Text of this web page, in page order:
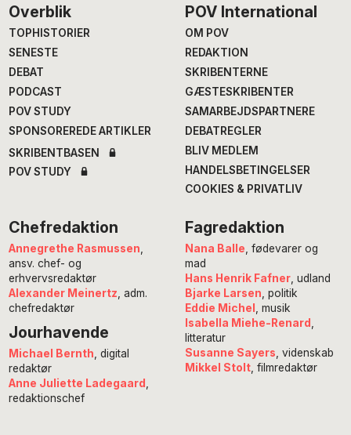
Footer
Overblik
TOPHISTORIER
SENESTE
DEBAT
PODCAST
POV STUDY
SPONSOREREDE ARTIKLER
SKRIBENTBASEN
POV STUDY
POV International
OM POV
REDAKTION
SKRIBENTERNE
GÆSTESKRIBENTER
SAMARBEJDSPARTNERE
DEBATREGLER
BLIV MEDLEM
HANDELSBETINGELSER
COOKIES & PRIVATLIV
Chefredaktion
Annegrethe Rasmussen
ansv. chef- og
erhvervsredaktør
Alexander Meinertz , adm.
chefredaktør
Jourhavende
Michael Bernth , digital
redaktør
Anne Juliette Ladegaard
redaktionschef
Fagredaktion
Nana Balle , fødevarer og
mad
Hans Henrik Fafner, udland
Bjarke Larsen , politik
Eddie Michel
, musik
Isabella Miehe-Renard
litteratur
Susanne Sayers , videnskab
Mikkel Stolt, filmredaktør